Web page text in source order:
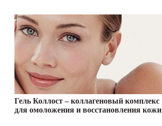
Гель Коллост – коллагеновый комплекс
для омоложения и восстановления кожи